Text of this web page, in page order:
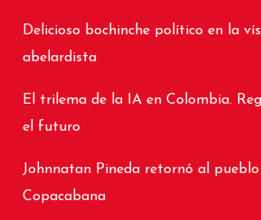
Delicioso bochinche político en la
abelardista
El trilema de la IA en Colombia.
el futuro
Johnnatan Pineda retornó al
Copacabana